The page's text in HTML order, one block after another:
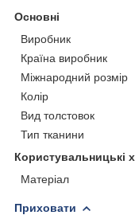
Основні
Виробник
Країна виробник
Міжнародний розмір
Колір
Вид толстовок
Тип тканини
Користувальницькі
Матеріал
Приховати